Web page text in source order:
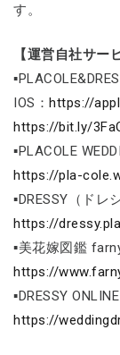
す。
【運営自社サー
IOS：https://
https://bit.ly/
▪PLACOLE
https://pla-
▪DRESSY（ドレ
https://
▪美花嫁図鑑
https://
▪DRESSY
https://